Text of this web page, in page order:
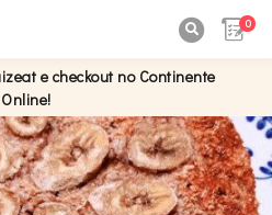
0
e checkout no Continente
Online!